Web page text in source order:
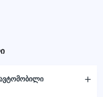
ავტომობილი